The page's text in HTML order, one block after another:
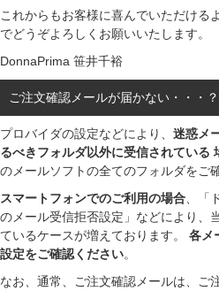
これからもお客様に喜んでいただける
でどうぞよろしくお願いいたします。
DonnaPrima 笹井千裕
ご注文確認メールが届かない・・・？
プロバイダの設定などにより、 迷惑メ
るべきフォルダ以外に受信されている
のメールソフトの全てのフォルダをご
スマートフォンでのご利用の場合 、「
のメール受信拒否設定」などにより、
ているケースが増えております。 各メ
設定をご確認ください。
なお、通常、ご注文確認メールは、ご